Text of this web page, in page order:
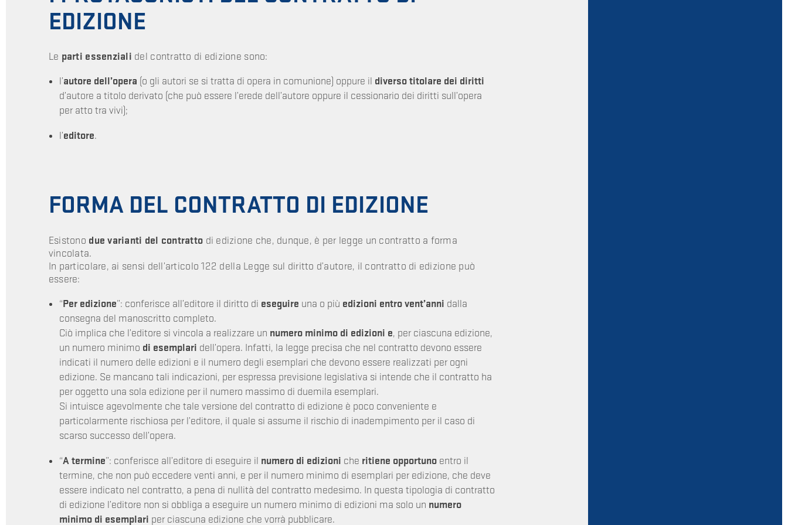
EDIZIONE
Le parti essenziali del contratto di edizione sono:
l’autore dell’opera (o gli autori se si tratta di opera in comunione) oppure il diverso titolare dei diritti
d’autore a titolo derivato (che può essere l’erede dell’autore oppure il cessionario dei diritti sull’opera
per atto tra vivi);
l’editore.
FORMA DEL CONTRATTO DI EDIZIONE
Esistono due varianti del contratto di edizione che, dunque, è per legge un contratto a forma
vincolata.
In particolare, ai sensi dell’articolo 122 della Legge sul diritto d’autore, il contratto di edizione può
essere:
“Per edizione”: conferisce all’editore il diritto di eseguire una o più edizioni entro vent’anni dalla
consegna del manoscritto completo.
Ciò implica che l’editore si vincola a realizzare un numero minimo di edizioni e, per ciascuna edizione,
un numero minimo di esemplari dell’opera. Infatti, la legge precisa che nel contratto devono essere
indicati il numero delle edizioni e il numero degli esemplari che devono essere realizzati per ogni
edizione. Se mancano tali indicazioni, per espressa previsione legislativa si intende che il contratto ha
per oggetto una sola edizione per il numero massimo di duemila esemplari.
Si intuisce agevolmente che tale versione del contratto di edizione è poco conveniente e
particolarmente rischiosa per l’editore, il quale si assume il rischio di inadempimento per il caso di
scarso successo dell’opera.
“A termine”: conferisce all’editore di eseguire il numero di edizioni che ritiene opportunoentro il
termine, che non può eccedere venti anni, e per il numero minimo di esemplari per edizione, che deve
essere indicato nel contratto, a pena di nullità del contratto medesimo. In questa tipologia di contratto
di edizione l’editore non si obbliga a eseguire un numero minimo di edizioni ma solo un numero
minimo di esemplari per ciascuna edizione che vorrà pubblicare.